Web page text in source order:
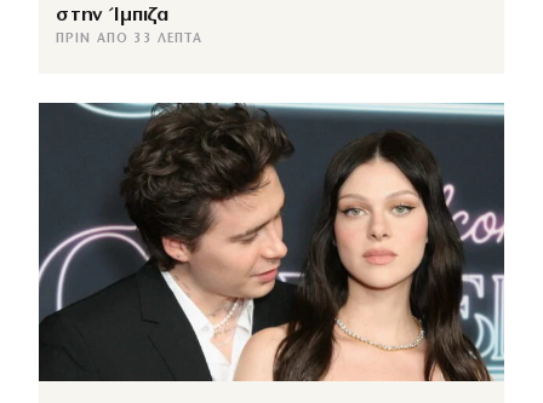
στην Ίμπιζα
ΠΡΙΝ ΑΠΌ 33 ΛΕΠΤΆ